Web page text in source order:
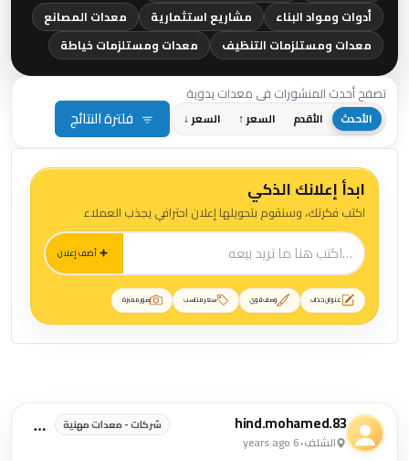
أدوات ومواد البناء
مشاريع استثمارية
معدات المصانع
معدات ومستلزمات التنظيف
معدات ومستلزمات خياطة
تصفح أحدث المنشورات في معدات يدوية
الأحدث الأقدم السعر ↑ السعر ↓ فلترة النتائج
ابدأ إعلانك الذكي
اكتب فكرتك، وسنقوم بتحويلها إعلان احترافي يجذب العملاء
أضف إعلان
عنوان جذاب وصف قوي سعر مناسب صور مميزة
منشورات معدات يدوية
hind.mohamed.83
الشلف•
6 years ago
شركات - معدات مهنية